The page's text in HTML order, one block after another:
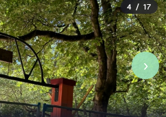
4 / 17
›